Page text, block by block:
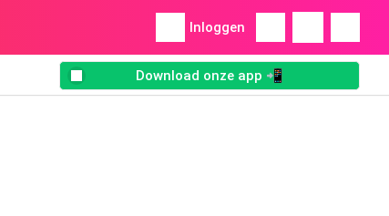
Inloggen
Download onze app 📲